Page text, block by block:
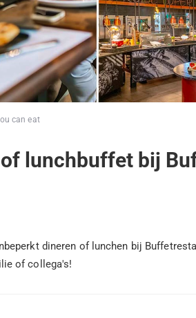
can eat
lunchbuffet bij
dineren of lunchen bij
of collega's!